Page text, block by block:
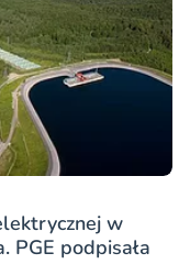
w
PGE podpisała